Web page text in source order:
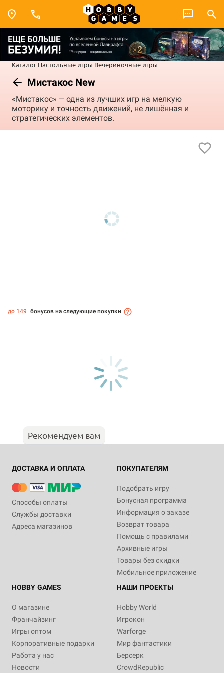
Каталог Настольные игры Вечериночные игры
Мистакос New
«Мистакос» — одна из лучших игр на мелкую
моторику и точность движений, не лишённая и
стратегических элементов.
до 149 бонусов на следующие покупки
Рекомендуем вам
ДОСТАВКА И ОПЛАТА
Способы оплаты
Службы доставки
Адреса магазинов
ПОКУПАТЕЛЯМ
Подобрать игру
Бонусная программа
Информация о заказе
Возврат товара
Помощь с правилами
Архивные игры
Товары без скидки
Мобильное приложение
HOBBY GAMES
О магазине
Франчайзинг
Игры оптом
Корпоративные подарки
Работа у нас
Новости
НАШИ ПРОЕКТЫ
Hobby World
Игрокон
Warforge
Мир фантастики
Берсерк
CrowdRepublic